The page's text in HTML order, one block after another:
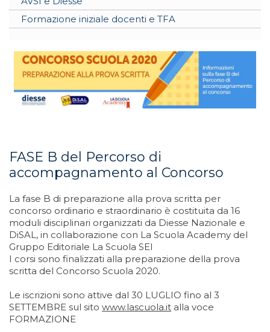
Formazione iniziale docenti e TFA
FASE B del Percorso di
accompagnamento al Concorso
La fase B di preparazione alla prova scritta per
concorso ordinario e straordinario è costituita da 16
moduli disciplinari organizzati da Diesse Nazionale e
DiSAL, in collaborazione con La Scuola Academy del
Gruppo Editoriale La Scuola SEI
I corsi sono finalizzati alla preparazione della prova
scritta del Concorso Scuola 2020.
Le iscrizioni sono attive dal 30 LUGLIO fino al 3
SETTEMBRE sul sito www.lascuola.it alla voce
FORMAZIONE